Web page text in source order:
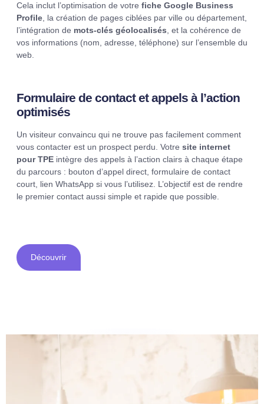
Cela inclut l’optimisation de votre fiche Google Business
Profile , la création de pages ciblées par ville ou département,
l’intégration de mots-clés géolocalisés , et la cohérence de
vos informations (nom, adresse, téléphone) sur l’ensemble du
web.
Formulaire de contact et appels à l’action
optimisés
Un visiteur convaincu qui ne trouve pas facilement comment
vous contacter est un prospect perdu. Votre site internet
pour TPE intègre des appels à l’action clairs à chaque étape
du parcours : bouton d’appel direct, formulaire de contact
court, lien WhatsApp si vous l’utilisez. L’objectif est de rendre
le premier contact aussi simple et rapide que possible.
Découvrir